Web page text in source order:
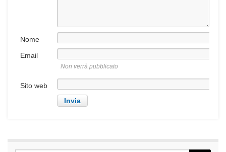
Nome
Email
Non verrà pubblicato
Sito web